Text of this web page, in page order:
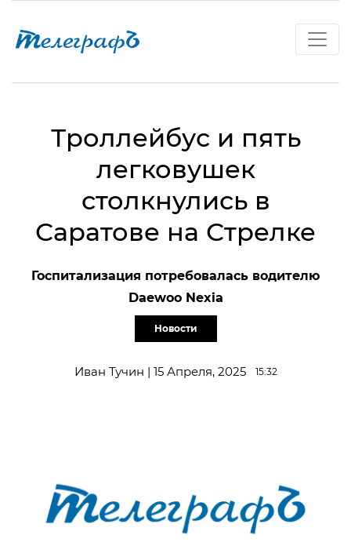
Троллейбус и пять
легковушек
столкнулись в
Саратове на Стрелке
Госпитализация потребовалась водителю
Daewoo Nexia
Новости
Иван Тучин | 15 Апреля, 2025 15:32